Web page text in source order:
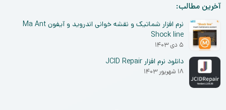
آخرین مطالب:
نرم افزار شماتیک و نقشه خوانی اندروید و آیفون Ma Ant
Shock line
۵ دی ۱۴۰۳
دانلود نرم افزار JCID Repair
۱۸ شهریور ۱۴۰۳